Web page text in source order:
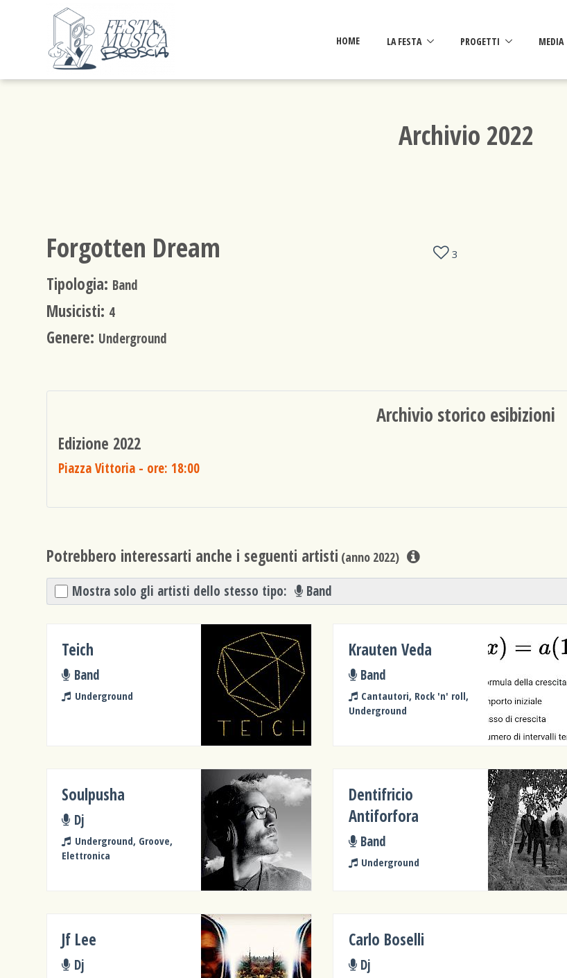
HOME LA FESTA PROGETTI MEDIA
Archivio 2022
Forgotten Dream 3
Tipologia: Band
Musicisti: 4
Genere: Underground
Archivio storico esibizioni
Edizione 2022
Piazza Vittoria - ore: 18:00
Potrebbero interessarti anche i seguenti artisti (anno 2022)
Mostra solo gli artisti dello stesso tipo: Band
Teich
Band
Underground
Krauten Veda
Band
Cantautori, Rock 'n' roll,
Underground
Soulpusha
Dj
Underground, Groove,
Elettronica
Dentifricio
Antiforfora
Band
Underground
Jf Lee
Dj
Carlo Boselli
Dj